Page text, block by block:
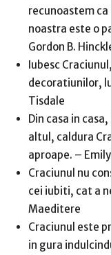
recunoastem
noastra este o
Gordon B.
Iubesc
decoratiunilor,
Tisdale
Din casa in
altul, caldura
aproape. –
Craciunul nu
cei iubiti, cat a
Maeditere
Craciunul este
in gura